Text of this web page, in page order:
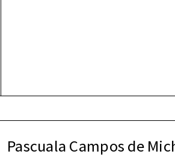
Pascuala Campos de